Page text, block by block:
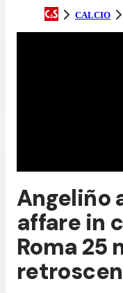
CALCIO
Angeliño
affare in
Roma 25